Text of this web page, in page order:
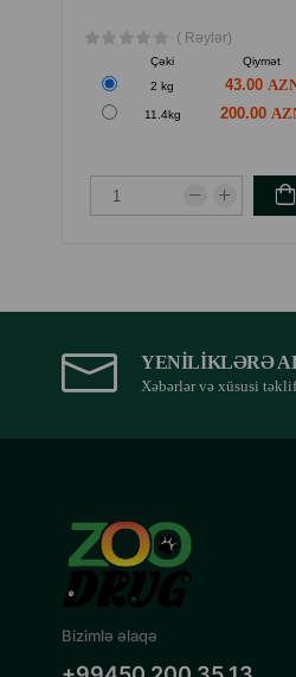
( Rəylər)
Çəki Qiymət
2 kg
43.00
11.4kg 200.00
YENILIKLƏRƏ
Xəbərlər və xüsusi
Bizimlə əlaqə